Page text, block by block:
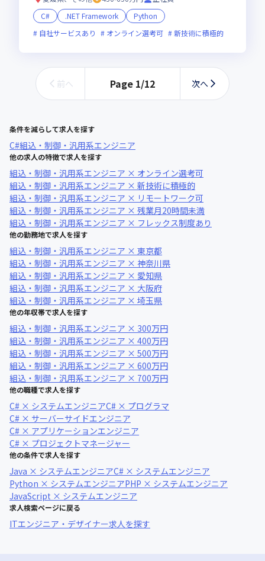
C#
.NET Framework
Python
自社サービスあり
オンライン選考可 新技術に積極的
前へ Page 1/12 次へ
条件を減らして求人を探す
C#組込・制御・汎用系エンジニア
他の求人の特徴で求人を探す
組込・制御・汎用系エンジニア × オンライン選考可
組込・制御・汎用系エンジニア × 新技術に積極的
組込・制御・汎用系エンジニア × リモートワーク可
組込・制御・汎用系エンジニア × 残業月20時間未満
組込・制御・汎用系エンジニア × フレックス制度あり
他の勤務地で求人を探す
組込・制御・汎用系エンジニア × 東京都
組込・制御・汎用系エンジニア × 神奈川県
組込・制御・汎用系エンジニア × 愛知県
組込・制御・汎用系エンジニア × 大阪府
組込・制御・汎用系エンジニア × 埼玉県
他の年収帯で求人を探す
組込・制御・汎用系エンジニア × 300万円
組込・制御・汎用系エンジニア × 400万円
組込・制御・汎用系エンジニア × 500万円
組込・制御・汎用系エンジニア × 600万円
組込・制御・汎用系エンジニア × 700万円
他の職種で求人を探す
C# × システムエンジニアC# × プログラマ
C# × サーバーサイドエンジニア
C# × アプリケーションエンジニア
C# × プロジェクトマネージャー
他の条件で求人を探す
Java × システムエンジニアC# × システムエンジニア
Python × システムエンジニアPHP × システムエンジニア
JavaScript × システムエンジニア
求人検索ページに戻る
ITエンジニア・デザイナー求人を探す